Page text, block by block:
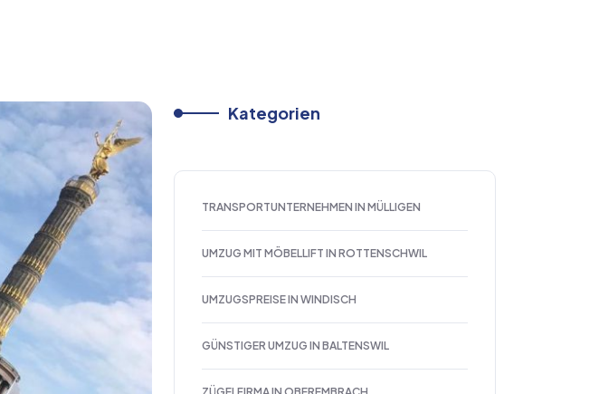
Kategorien
TRANSPORTUNTERNEHMEN IN MÜLLIGEN
UMZUG MIT MÖBELLIFT IN ROTTENSCHWIL
UMZUGSPREISE IN WINDISCH
GÜNSTIGER UMZUG IN BALTENSWIL